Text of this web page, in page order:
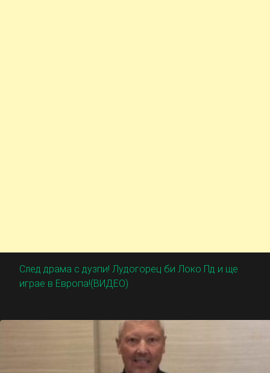
След драма с дузпи! Лудогорец би Локо Пд и ще
играе в Европа!(ВИДЕО)